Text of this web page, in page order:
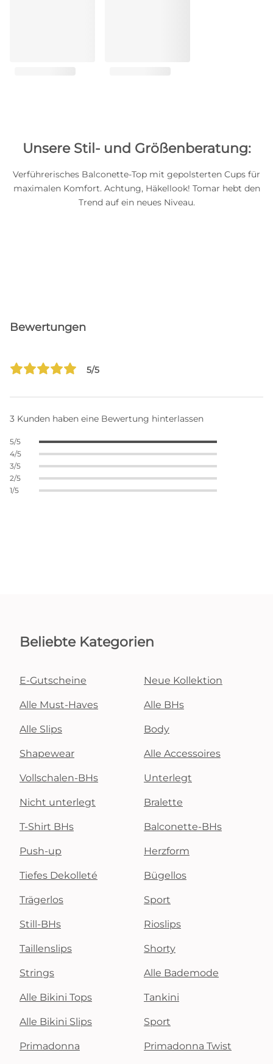
Unsere Stil- und Größenberatung:
Verführerisches Balconette-Top mit gepolsterten Cups für
maximalen Komfort. Achtung, Häkellook! Tomar hebt den
Trend auf ein neues Niveau.
Bewertungen
5/5
3 Kunden haben eine Bewertung hinterlassen
5/5
4/5
3/5
2/5
1/5
Beliebte Kategorien
E-Gutscheine Neue Kollektion
Alle Must-Haves Alle BHs
Alle Slips Body
Shapewear Alle Accessoires
Vollschalen-BHs Unterlegt
Nicht unterlegt Bralette
T-Shirt BHs Balconette-BHs
Push-up Herzform
Tiefes Dekolleté Bügellos
Trägerlos Sport
Still-BHs Rioslips
Taillenslips Shorty
Strings Alle Bademode
Alle Bikini Tops Tankini
Alle Bikini Slips Sport
Primadonna Primadonna Twist